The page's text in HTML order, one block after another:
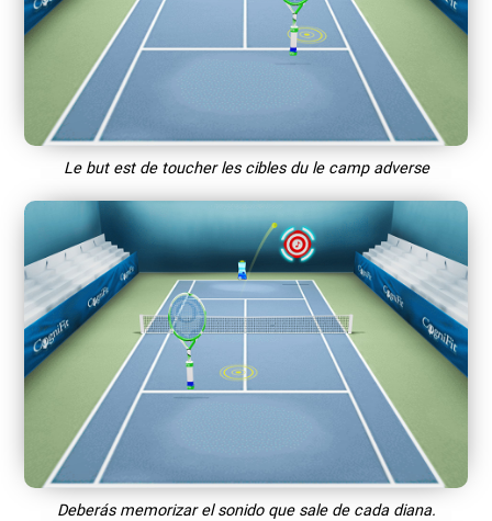
Le but est de toucher les cibles du le camp adverse
Deberás memorizar el sonido que sale de cada diana.